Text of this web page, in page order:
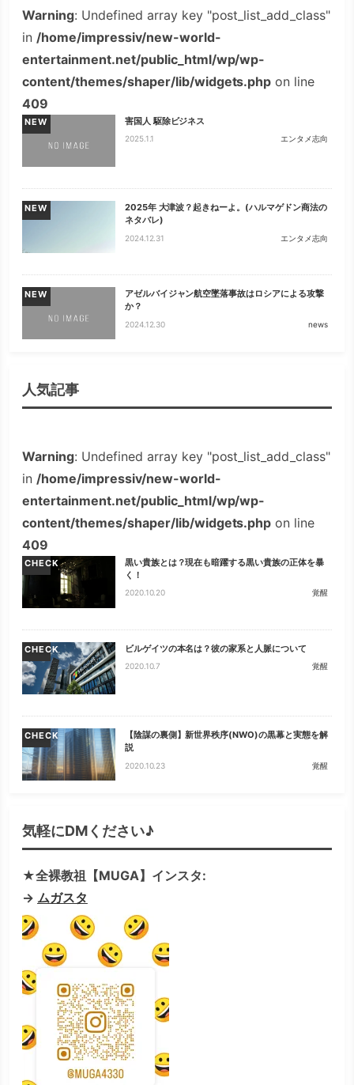
Warning: Undefined array key "post_list_add_class"
in /home/impressiv/new-world-
entertainment.net/public_html/wp/wp-
content/themes/shaper/lib/widgets.php on line
409
NEW 害国人 駆除ビジネス
2025.1.1 エンタメ志向
NEW
2025年 大津波？起きねーよ。(ハルマゲドン商法の
ネタバレ)
2024.12.31 エンタメ志向
NEW
アゼルバイジャン航空墜落事故はロシアによる攻撃
か？
2024.12.30 news
人気記事
Warning: Undefined array key "post_list_add_class"
in /home/impressiv/new-world-
entertainment.net/public_html/wp/wp-
content/themes/shaper/lib/widgets.php on line
409
CHECK
黒い貴族とは？現在も暗躍する黒い貴族の正体を暴
く！
2020.10.20 覚醒
CHECK ビルゲイツの本名は？彼の家系と人脈について
2020.10.7 覚醒
CHECK
【陰謀の裏側】新世界秩序(NWO)の黒幕と実態を解
説
2020.10.23 覚醒
気軽にDMください♪
★全裸教祖【MUGA】インスタ:
→ ムガスタ